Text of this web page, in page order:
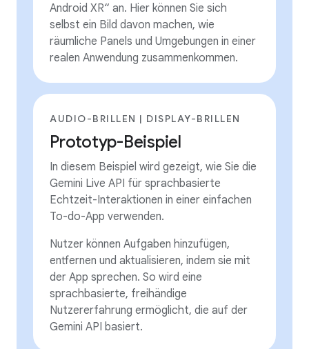
Android XR“ an. Hier können Sie sich
selbst ein Bild davon machen, wie
räumliche Panels und Umgebungen in einer
realen Anwendung zusammenkommen.
AUDIO-BRILLEN | DISPLAY-BRILLEN
Prototyp-Beispiel
In diesem Beispiel wird gezeigt, wie Sie die
Gemini Live API für sprachbasierte
Echtzeit-Interaktionen in einer einfachen
To-do-App verwenden.
Nutzer können Aufgaben hinzufügen,
entfernen und aktualisieren, indem sie mit
der App sprechen. So wird eine
sprachbasierte, freihändige
Nutzererfahrung ermöglicht, die auf der
Gemini API basiert.